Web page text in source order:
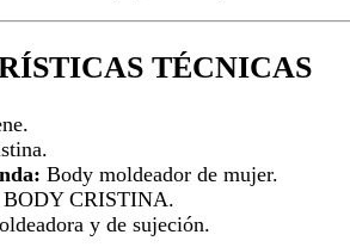
TÉCNICAS
Body moldeador de mujer.
BODY CRISTINA.
y de sujeción.